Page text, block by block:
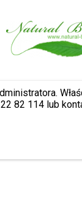
82 114 lub